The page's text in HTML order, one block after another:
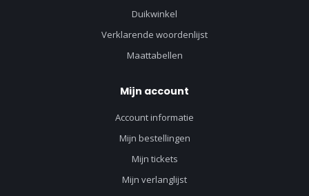
Duikwinkel
Verklarende woordenlijst
Maattabellen
Mijn account
Account informatie
Mijn bestellingen
Mijn tickets
Mijn verlanglijst